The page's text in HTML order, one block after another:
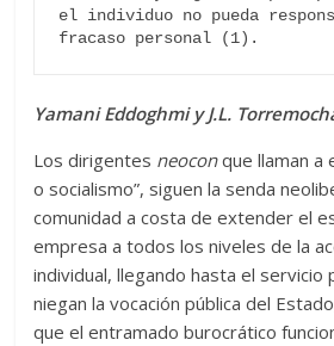
el individuo no pueda
fracaso personal (1).
Yamani Eddoghmi y J.L.
Los dirigentes neoconque llaman a
o socialismo”, siguen la senda
comunidad a costa de extender el
empresa a todos los niveles de la
individual, llegando hasta el servicio
niegan la vocación pública del
que el entramado burocrático